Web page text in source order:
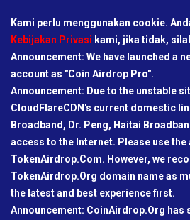
Kami perlu menggunakan cookie.
Kebijakan Privasi kami, jika tidak,
Announcement: We have launched a
account as "Coin Airdrop Pro".
Announcement: Due to the unstable
CloudFlareCDN's current domestic
Broadband, Dr. Peng, Haitai
access to the Internet. Please use
TokenAirdrop.Com. However, we
TokenAirdrop.Org domain name as
the latest and best experience first.
Announcement: CoinAirdrop.Org has